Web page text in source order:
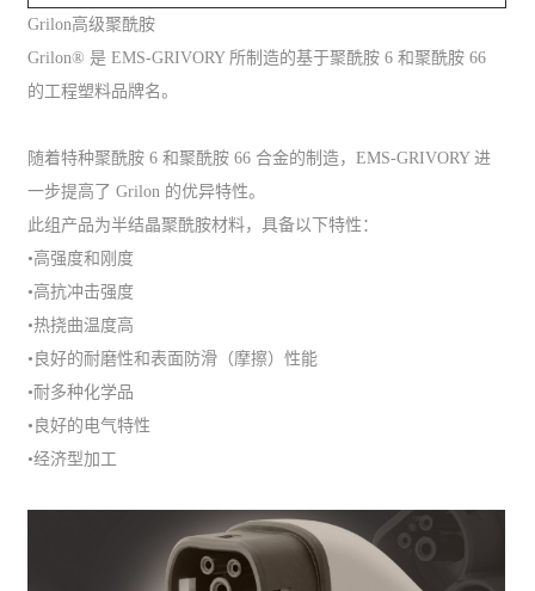
Grilon高级聚酰胺
Grilon® 是 EMS-GRIVORY 所制造的基于聚酰胺 6 和聚酰胺 66
的工程塑料品牌名。
随着特种聚酰胺 6 和聚酰胺 66 合金的制造，EMS-GRIVORY 进
一步提高了 Grilon 的优异特性。
此组产品为半结晶聚酰胺材料，具备以下特性：
•高强度和刚度
•高抗冲击强度
•热挠曲温度高
•良好的耐磨性和表面防滑（摩擦）性能
•耐多种化学品
•良好的电气特性
•经济型加工